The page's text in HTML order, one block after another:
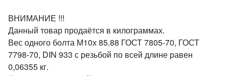
ВНИМАНИЕ !!!
Данный товар продаётся в килограммах.
Вес одного болта М10х 85.88 ГОСТ 7805-70, ГОСТ
7798-70, DIN 933 с резьбой по всей длине равен
0,06355 кг.